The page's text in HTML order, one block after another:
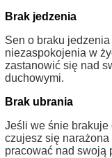
Brak jedzenia
Sen o braku
niezaspokojenia w
zastanowić się nad
duchowymi.
Brak ubrania
Jeśli we śnie brakuje
czujesz się
pracować nad swoją